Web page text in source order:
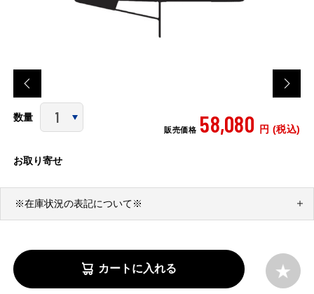
数量
販売価格 58,080 円 (税込)
お取り寄せ
※在庫状況の表記について※
カートに入れる